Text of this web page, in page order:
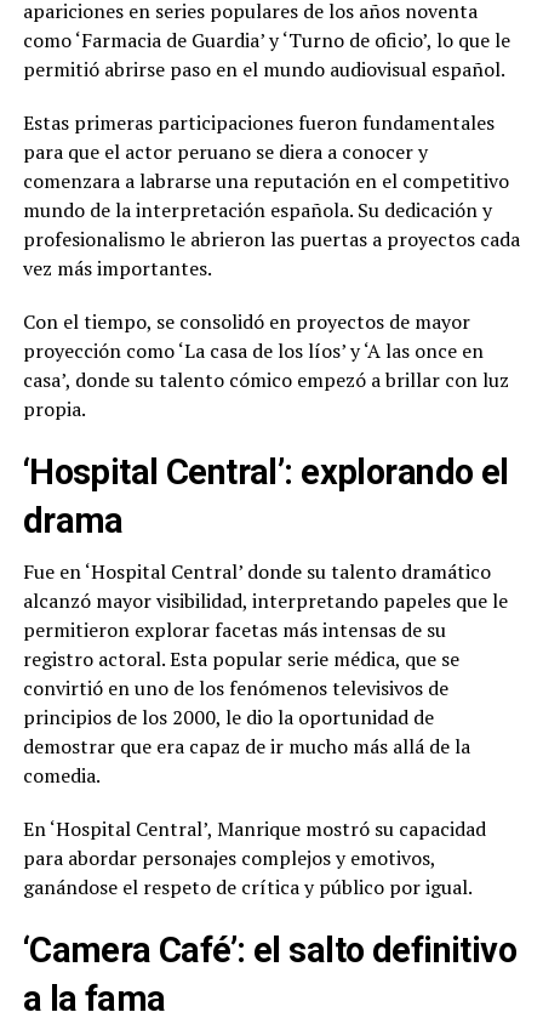
apariciones en series populares de los años noventa
como ‘Farmacia de Guardia’ y ‘Turno de oficio’, lo que le
permitió abrirse paso en el mundo audiovisual español.
Estas primeras participaciones fueron fundamentales
para que el actor peruano se diera a conocer y
comenzara a labrarse una reputación en el competitivo
mundo de la interpretación española. Su dedicación y
profesionalismo le abrieron las puertas a proyectos cada
vez más importantes.
Con el tiempo, se consolidó en proyectos de mayor
proyección como ‘La casa de los líos’ y ‘A las once en
casa’, donde su talento cómico empezó a brillar con luz
propia.
‘Hospital Central’: explorando el
drama
Fue en ‘Hospital Central’ donde su talento dramático
alcanzó mayor visibilidad, interpretando papeles que le
permitieron explorar facetas más intensas de su
registro actoral. Esta popular serie médica, que se
convirtió en uno de los fenómenos televisivos de
principios de los 2000, le dio la oportunidad de
demostrar que era capaz de ir mucho más allá de la
comedia.
En ‘Hospital Central’, Manrique mostró su capacidad
para abordar personajes complejos y emotivos,
ganándose el respeto de crítica y público por igual.
‘Camera Café’: el salto definitivo
a la fama